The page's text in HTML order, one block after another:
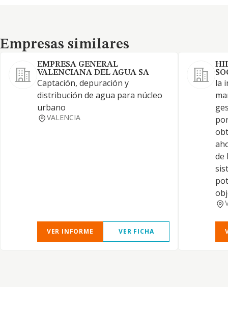
Empresas similares
Empresas similares
EMPRESA GENERAL
VALENCIANA DEL AGUA SA
Captación, depuración y
distribución de agua para núcleo
urbano
VALENCIA
VER INFORME VER FICHA
la
de